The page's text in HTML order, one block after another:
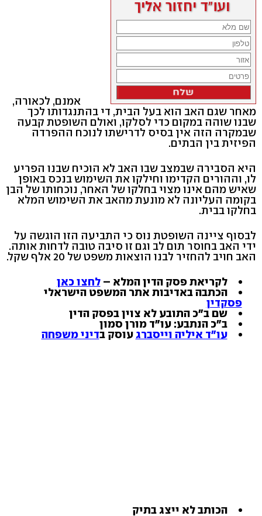
אמנם, לכאורה,
מאחר שגם האב הוא בעל הבית, די בהתנגדותו לכך
שבנו שוהה במקום כדי לסלקו, ואולם השופטת קבעה
שבמקרה הזה אין בסיס לדרישתו לנוכח ההפרדה
הפיזית בין הבתים.
היא הסבירה שבמצב שבו האב לא הוכיח שבנו הפריע
לו, וההורים הקדימו וחילקו את השימוש בנכס באופן
שאיש מהם אינו מצוי בחלקו של האחר, נוכחותו של הבן
בקומה העליונה לא מונעת מהאב את השימוש המלא
בחלקו בבית.
לבסוף ציינה השופטת נוס כי התביעה הזו הוגשה על
ידי האב בחוסר תום לב וגם זו סיבה טובה לדחות אותה.
האב חויב להחזיר לבנו הוצאות משפט של 20 אלף שקל.
לקריאת פסק הדין המלא –לחצו כאן
הכתבה באדיבות אתר המשפט הישראלי
פסקדין
שם ב"כ התובע לא צוין בפסק הדין
ב"כ הנתבע: עו"ד מורן סמון
עו"ד איליה וייסברג עוסק בדיני משפחה
הכותב לא ייצג בתיק